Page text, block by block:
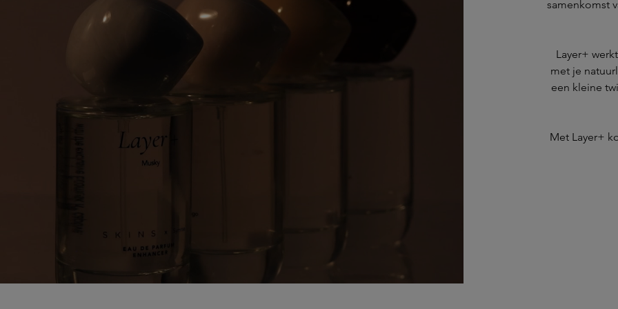
samenkomst
Layer+
met je
een kleine
Met Layer+